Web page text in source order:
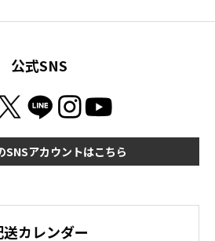
公式SNS
SNSアカウントはこちら
送カレンダー